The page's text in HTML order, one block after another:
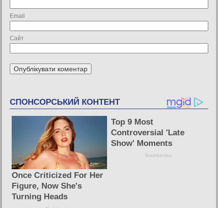
Email
Сайт